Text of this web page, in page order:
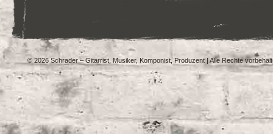
© 2026 Schrader – Gitarrist, Musiker, Komponist, Produzent | Alle Rechte